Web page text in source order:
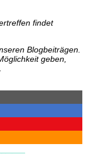
findet
Blogbeiträgen.
geben,